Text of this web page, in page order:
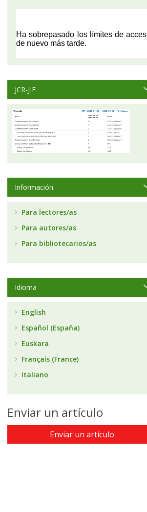
JCR-JIF
Información
Para lectores/as
Para autores/as
Para bibliotecarios/as
Idioma
English
Español (España)
Euskara
Français (France)
Italiano
Enviar un artículo
Enviar un artículo